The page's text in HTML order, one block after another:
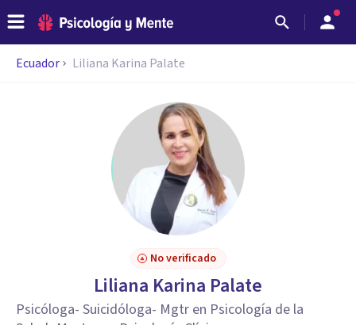
Ecuador Liliana Karina Palate
No verificado
Liliana Karina Palate
Psicóloga- Suicidóloga- Mgtr en Psicología de la